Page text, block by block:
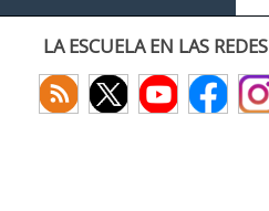
LA ESCUELA EN LAS REDES